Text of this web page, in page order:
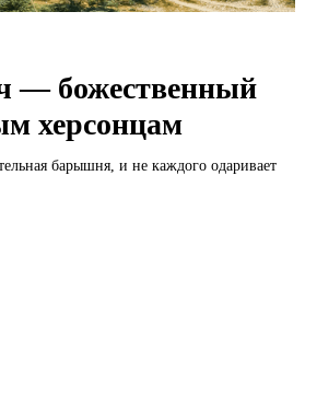
— божественный
херсонцам
барышня, и не каждого одаривает